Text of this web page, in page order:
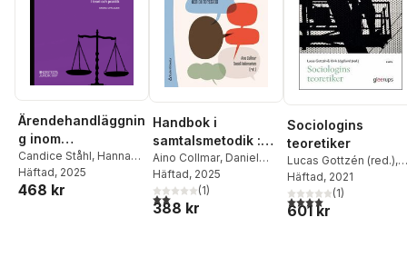
Ärendehandläggnin
g inom
socialtjänsten : i
teori och praktik.
Candice Ståhl, Hanna
Grylin
Häftad, 2025
468 kr
Handbok i
samtalsmetodik :
om att förstå och
bli förstådd
Aino Collmar, Daniel
Hailemariam,
Davén,Elisabet
Söderberg
Häftad, 2025
2,0utav 5 stjärnor. Totalt antal röster:
(1)
388 kr
Sociologins
teoretiker
Lucas Gottzén (red.),
Ulrik Lögdlund (red.)
Häftad, 2021
4,0utav 5 stjärnor.
(1)
601 kr